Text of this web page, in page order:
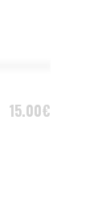
15.00€